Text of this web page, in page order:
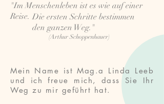
"Im Menschenleben ist es wie auf einer
Reise. Die ersten Schritte bestimmen
den ganzen Weg."
(Arthur Schoppenhauer)
Mein Name ist Mag.a Linda Leeb
und ich freue mich, dass Sie Ihr
Weg zu mir geführt hat.